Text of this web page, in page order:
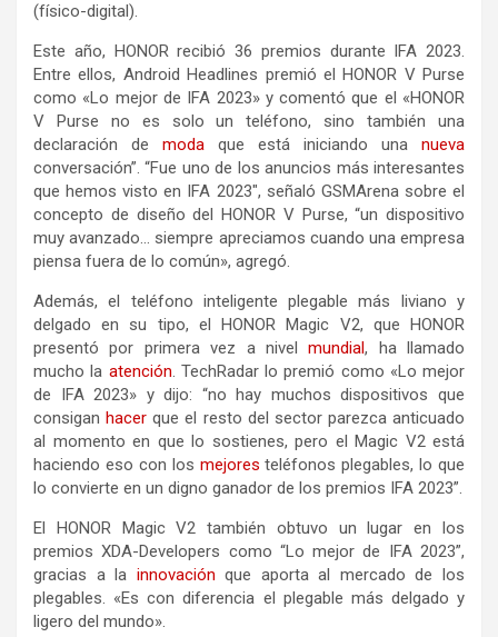
(físico-digital).
Este año, HONOR recibió 36 premios durante IFA 2023.
Entre ellos, Android Headlines premió el HONOR V Purse
como «Lo mejor de IFA 2023» y comentó que el «HONOR
V Purse no es solo un teléfono, sino también una
declaración de moda que está iniciando una nueva
conversación”. “Fue uno de los anuncios más interesantes
que hemos visto en IFA 2023″, señaló GSMArena sobre el
concepto de diseño del HONOR V Purse, “un dispositivo
muy avanzado… siempre apreciamos cuando una empresa
piensa fuera de lo común», agregó.
Además, el teléfono inteligente plegable más liviano y
delgado en su tipo, el HONOR Magic V2, que HONOR
presentó por primera vez a nivelmundial, ha llamado
mucho la atención. TechRadar lo premió como «Lo mejor
de IFA 2023» y dijo: “no hay muchos dispositivos que
consigan hacer que el resto del sector parezca anticuado
al momento en que lo sostienes, pero el Magic V2 está
haciendo eso con los mejores teléfonos plegables, lo que
lo convierte en un digno ganador de los premios IFA 2023”.
El HONOR Magic V2 también obtuvo un lugar en los
premios XDA-Developers como “Lo mejor de IFA 2023”,
gracias a la innovación que aporta al mercado de los
plegables. «Es con diferencia el plegable más delgado y
ligero del mundo».